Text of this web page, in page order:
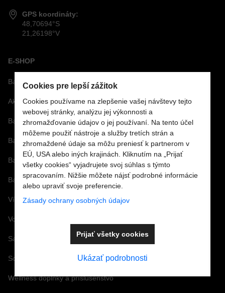
GPS koordináty:
48,70694°S
21,26198°V
E-SHOP
Bazénová technológia
Akcie
Bazénové sety
Bazénové fólie
Bazénové príslušenstvo
Bazénová chémia a vírivková chémia
Vírivky a príslušenstvo
Vonné arómy a esencie
Saunové doplnky a Infra
Solárne a záhradné sprchy
Wellness doplnky a príslušenstvo
Cookies pre lepší zážitok
Cookies používame na zlepšenie vašej návštevy tejto
webovej stránky, analýzu jej výkonnosti a
zhromažďovanie údajov o jej používaní. Na tento účel
môžeme použiť nástroje a služby tretích strán a
zhromaždené údaje sa môžu preniesť k partnerom v
EÚ, USA alebo iných krajinách. Kliknutím na „Prijať
všetky cookies“ vyjadrujete svoj súhlas s týmto
spracovaním. Nižšie môžete nájsť podrobné informácie
alebo upraviť svoje preferencie.
Zásady ochrany osobných údajov
Ukázať podrobnosti
Prijať všetky cookies